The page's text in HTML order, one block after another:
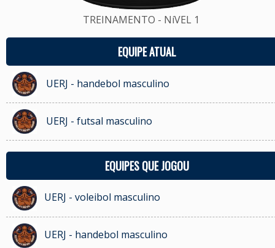
TREINAMENTO - NíVEL 1
EQUIPE ATUAL
UERJ - handebol masculino
UERJ - futsal masculino
EQUIPES QUE JOGOU
UERJ - voleibol masculino
UERJ - handebol masculino